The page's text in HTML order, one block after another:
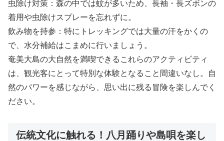
虫除け対策：森の中では蚊が多いため、長袖・長ズボンの
着用や虫除けスプレーを忘れずに。
飲み物を持参：特にトレッキングでは大量の汗をかくの
で、水分補給はこまめに行いましょう。
奄美大島の大自然を満喫できるこれらのアクティビティ
は、観光客にとって特別な体験となること間違いなし。自
然のパワーを感じながら、思い出に残る冒険を楽しんでく
ださい。
伝統文化に触れる！八月踊りや島唄を楽し